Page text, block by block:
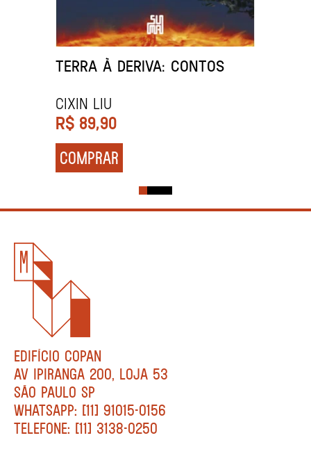
TERRA À DERIVA: CONTOS
CIXIN LIU
R$ 89,90
COMPRAR
EDIFÍCIO COPAN
AV IPIRANGA 200, LOJA 53
SÃO PAULO SP
WHATSAPP: [11] 91015-0156
TELEFONE: [11] 3138-0250